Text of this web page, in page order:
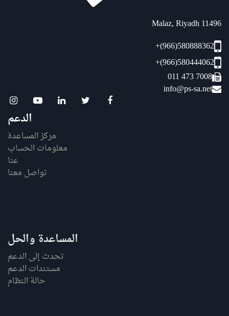
11496 Malaz, Riyadh
+(966)580888362
+(966)580444062
011 473 7008
info@ps-sa.net
الدعم
مركز المساعدة
معلومات الحساب
عنا
تواصل معنا
المساعدة والحل
تحدث إلى الدعم
مستندات الدعم
حالة النظام